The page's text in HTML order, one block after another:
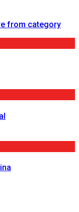
from category